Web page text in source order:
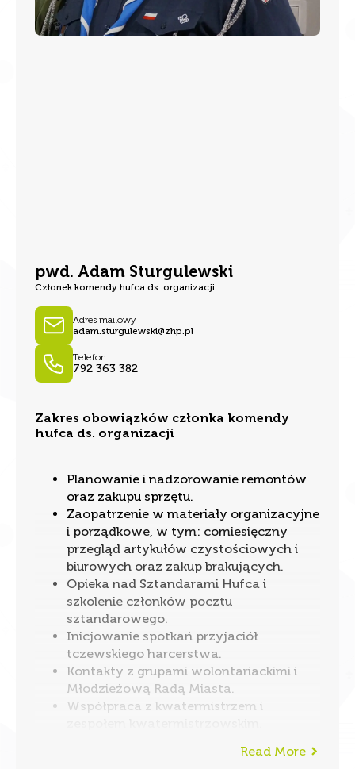
pwd. Adam Sturgulewski
Członek komendy hufca ds. organizacji
Adres mailowy
adam.sturgulewski@zhp.pl
Telefon
792 363 382
Zakres obowiązków członka komendy
hufca ds. organizacji
Planowanie i nadzorowanie remontów
oraz zakupu sprzętu.
Zaopatrzenie w materiały organizacyjne
i porządkowe, w tym: comiesięczny
przegląd artykułów czystościowych i
biurowych oraz zakup brakujących.
Opieka nad Sztandarami Hufca i
szkolenie członków pocztu
sztandarowego.
Inicjowanie spotkań przyjaciół
tczewskiego harcerstwa.
Kontakty z grupami wolontariackimi i
Młodzieżową Radą Miasta.
Współpraca z kwatermistrzem i
Read More